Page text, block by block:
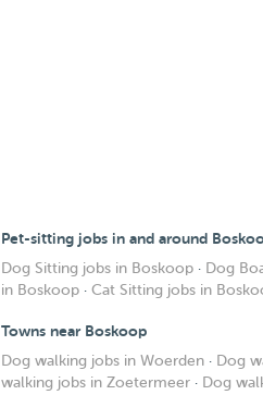
Pet-sitting jobs in and around
Dog Sitting jobs in Boskoop · Dog
in Boskoop · Cat Sitting jobs in
Towns near Boskoop
Dog walking jobs in Woerden · Dog
walking jobs in Zoetermeer · Dog